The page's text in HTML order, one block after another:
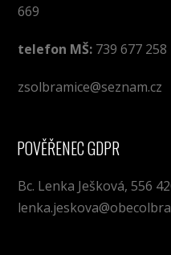
669
telefon MŠ: 739 677 258
zsolbramice@seznam.cz
POVĚŘENEC GDPR
Bc. Lenka Ješková, 556